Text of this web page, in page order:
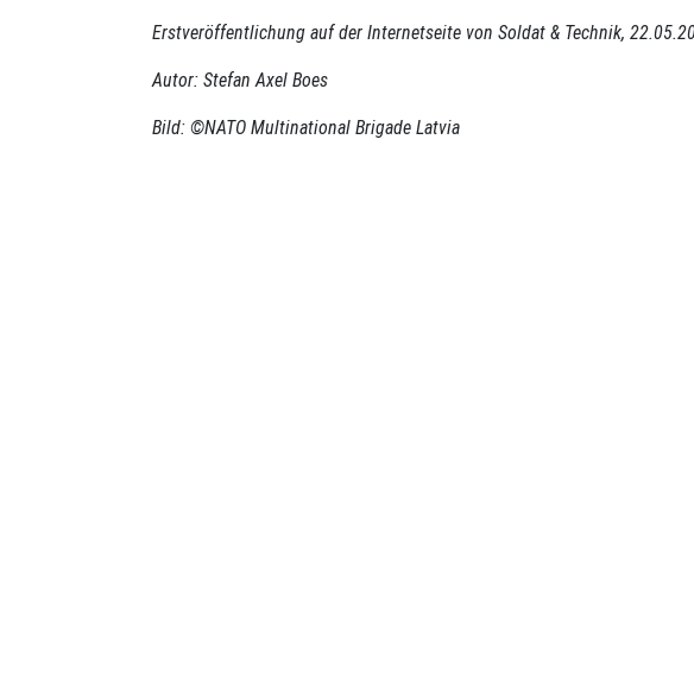
Erstveröffentlichung auf der Internetseite von Soldat & Technik,
Autor: Stefan Axel Boes
Bild: ©NATO Multinational Brigade Latvia